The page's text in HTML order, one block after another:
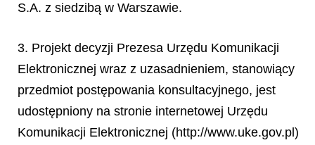
S.A. z siedzibą w Warszawie.
3. Projekt decyzji Prezesa Urzędu Komunikacji
Elektronicznej wraz z uzasadnieniem, stanowiący
przedmiot postępowania konsultacyjnego, jest
udostępniony na stronie internetowej Urzędu
Komunikacji Elektronicznej (http://www.uke.gov.pl)